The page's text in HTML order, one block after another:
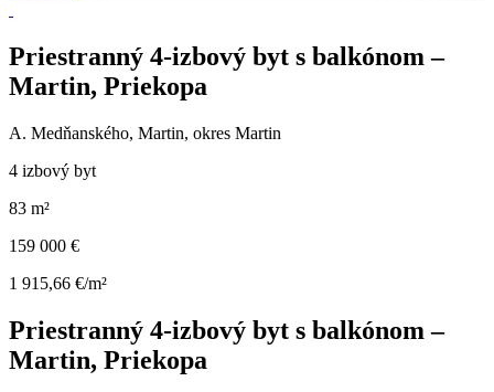
Priestranný 4-izbový byt s balkónom –
Martin, Priekopa
A. Medňanského, Martin, okres Martin
4 izbový byt
83 m²
159 000 €
1 915,66 €/m²
Priestranný 4-izbový byt s balkónom –
Martin, Priekopa